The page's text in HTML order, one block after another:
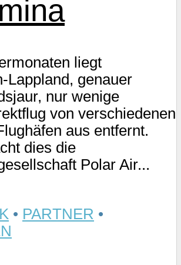
liegt
Lappland, genauer
nur wenige
von verschiedenen
aus entfernt.
dies die
Polar Air...
• PARTNER •